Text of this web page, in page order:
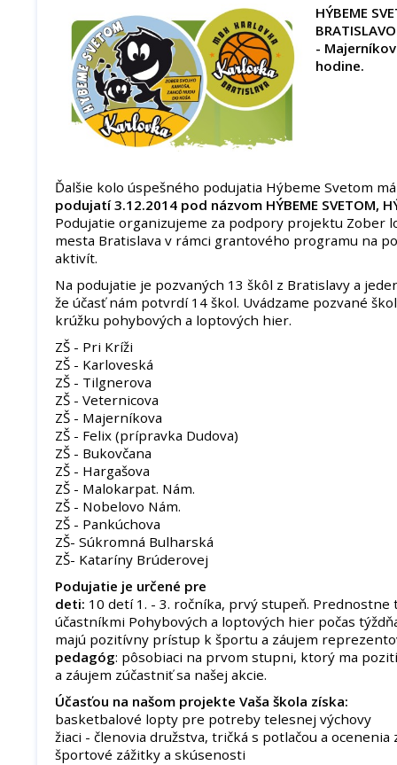
HÝBEME
-
hodine.
Ďalšie kolo úspešného podujatia Hýbeme Svetom
podujatí 3.12.2014 pod názvom HÝBEME SVETOM,
Podujatie organizujeme za podpory projektu Zober
mesta Bratislava v rámci grantového programu na
aktivít.
Na podujatie je pozvaných 13 škôl z Bratislavy a
že účasť nám potvrdí 14 škol. Uvádzame pozvané
krúžku pohybových a loptových hier.
ZŠ - Pri Kríži
ZŠ - Karloveská
ZŠ - Tilgnerova
ZŠ - Veternicova
ZŠ - Majerníkova
ZŠ - Felix (prípravka Dudova)
ZŠ - Bukovčana
ZŠ - Hargašova
ZŠ - Malokarpat. Nám.
ZŠ - Nobelovo Nám.
ZŠ - Pankúchova
ZŠ- Súkromná Bulharská
ZŠ- Kataríny Brúderovej
Podujatie je určené pre
deti: 10 detí 1. - 3. ročníka, prvý stupeň.
účastníkmi Pohybových a loptových hier počas
majú pozitívny prístup k športu a záujem
pedagóg: pôsobiaci na prvom stupni, ktorý ma
a záujem zúčastniť sa našej akcie.
Účasťou na našom projekte Vaša škola získa:
basketbalové lopty pre potreby telesnej výchovy
žiaci - členovia družstva, tričká s potlačou a
športové zážitky a skúsenosti